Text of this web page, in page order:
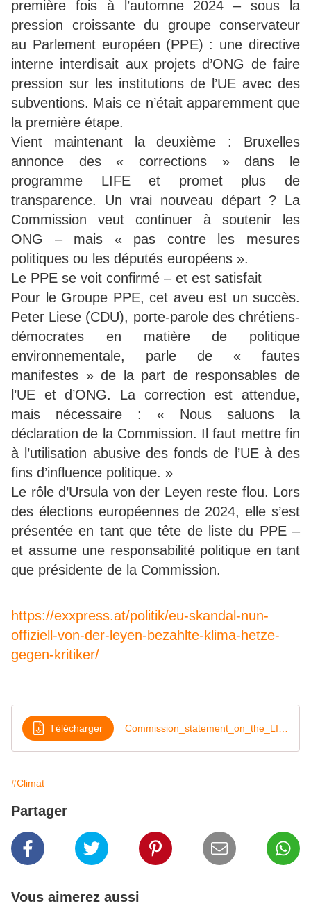
première fois à l’automne 2024 – sous la
pression croissante du groupe conservateur
au Parlement européen (PPE) : une directive
interne interdisait aux projets d’ONG de faire
pression sur les institutions de l’UE avec des
subventions. Mais ce n’était apparemment que
la première étape.
Vient maintenant la deuxième : Bruxelles
annonce des « corrections » dans le
programme LIFE et promet plus de
transparence. Un vrai nouveau départ ? La
Commission veut continuer à soutenir les
ONG – mais « pas contre les mesures
politiques ou les députés européens ».
Le PPE se voit confirmé – et est satisfait
Pour le Groupe PPE, cet aveu est un succès.
Peter Liese (CDU), porte-parole des chrétiens-
démocrates en matière de politique
environnementale, parle de « fautes
manifestes » de la part de responsables de
l’UE et d’ONG. La correction est attendue,
mais nécessaire : « Nous saluons la
déclaration de la Commission. Il faut mettre fin
à l’utilisation abusive des fonds de l’UE à des
fins d’influence politique. »
Le rôle d’Ursula von der Leyen reste flou. Lors
des élections européennes de 2024, elle s’est
présentée en tant que tête de liste du PPE –
et assume une responsabilité politique en tant
que présidente de la Commission.
https://exxpress.at/politik/eu-skandal-nun-
offiziell-von-der-leyen-bezahlte-klima-hetze-
gegen-kritiker/
Télécharger
#Climat
Partager
Vous aimerez aussi